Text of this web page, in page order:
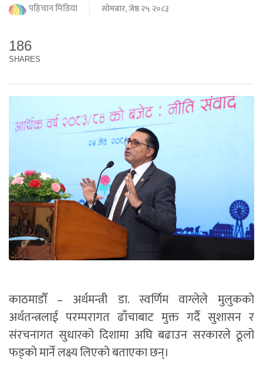
पहिचान मिडिया सोमबार, जेष्ठ २५ २०८३
186
SHARES
काठमाडौँ – अर्थमन्त्री डा. स्वर्णिम वाग्लेले मुलुकको
अर्थतन्त्रलाई परम्परागत ढाँचाबाट मुक्त गर्दै सुशासन र
संरचनागत सुधारको दिशामा अघि बढाउन सरकारले ठूलो
फड्को मार्ने लक्ष्य लिएको बताएका छन्।